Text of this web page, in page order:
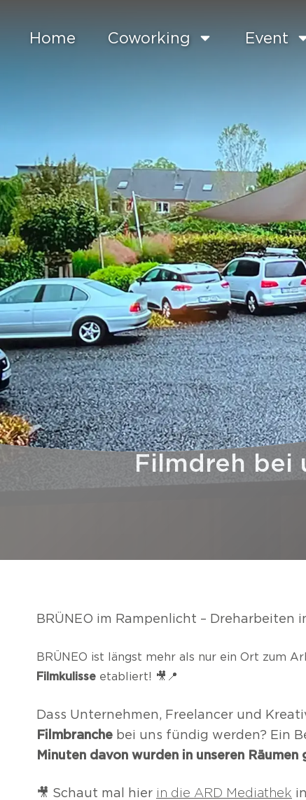
Home Coworking Event
Filmdreh bei
BRÜNEO im Rampenlicht – Dreharbeiten
BRÜNEO ist längst mehr als nur ein Ort zum
Filmkulisse etabliert! 🎥📍
Dass Unternehmen, Freelancer und
Filmbranche bei uns fündig werden? Ein
Minuten davon wurden in unseren Räumen
🎥 Schaut mal hier in die ARD Mediathek